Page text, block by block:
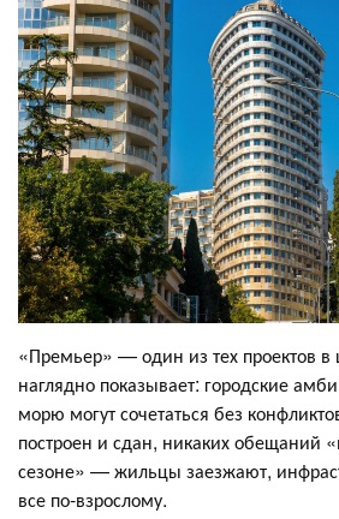
«Премьер» — один из тех проектов в
наглядно показывает: городские
морю могут сочетаться без
построен и сдан, никаких обещаний
сезоне» — жильцы заезжают,
все по-взрослому.